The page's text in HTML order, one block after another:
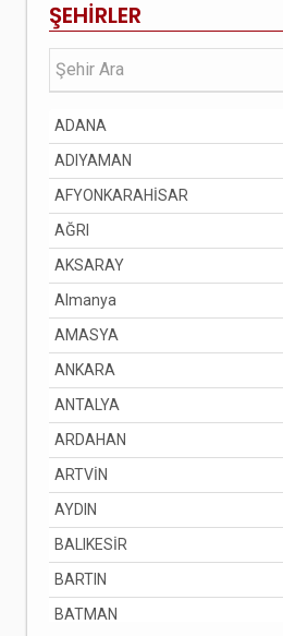
ŞEHİRLER
ADANA
ADIYAMAN
AFYONKARAHİSAR
AĞRI
AKSARAY
Almanya
AMASYA
ANKARA
ANTALYA
ARDAHAN
ARTVİN
AYDIN
BALIKESİR
BARTIN
BATMAN